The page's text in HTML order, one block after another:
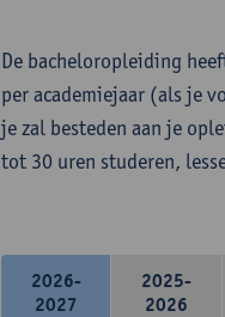
De bacheloropleiding
per academiejaar (als je
je zal besteden aan je
tot 30 uren studeren,
2026-
2027
2025-
2026